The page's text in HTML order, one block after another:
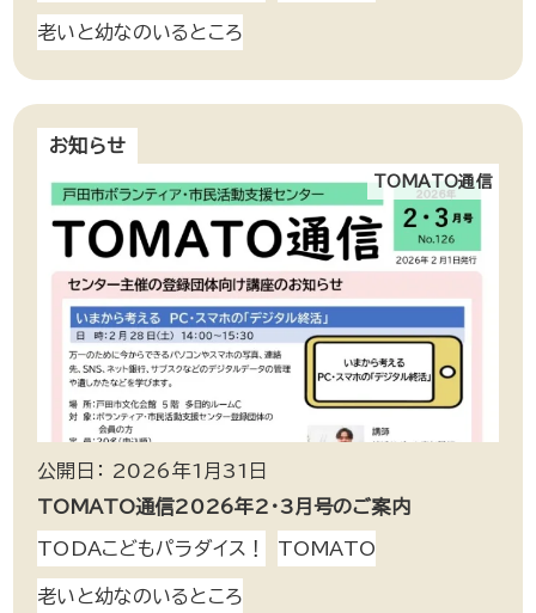
老いと幼なのいるところ
お知らせ
TOMATO通信
公開日： 2026年1月31日
TOMATO通信2026年2・3月号のご案内
TODAこどもパラダイス！ TOMATO
老いと幼なのいるところ